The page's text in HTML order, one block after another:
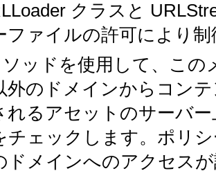
クラスと
ファイルの許可により
ソッドを使用して、こ
外のドメインからコン
れるアセットのサーバ
チェックします。ポリ
ドメインへのアクセス